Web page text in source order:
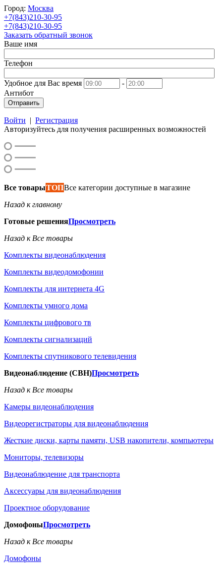
Город: Москва
+7(843)210-30-95
+7(843)210-30-95
Заказать обратный звонок
Ваше имя
Телефон
Удобное для Вас время
-
Антибот
Отправить
Войти | Регистрация
Авторизуйтесь для получения расширенных возможностей
Все товарыТОПВсе категории доступные в магазине
Назад к главному
Готовые решенияПросмотреть
Назад к Все товары
Комплекты видеонаблюдения
Комплекты видеодомофонии
Комплекты для интернета 4G
Комплекты умного дома
Комплекты цифрового тв
Комплекты сигнализаций
Комплекты спутникового телевидения
Видеонаблюдение (СВН)Просмотреть
Назад к Все товары
Камеры видеонаблюдения
Видеорегистраторы для видеонаблюдения
Жесткие диски, карты памяти, USB накопители, компьютеры
Мониторы, телевизоры
Видеонаблюдение для транспорта
Аксессуары для видеонаблюдения
Проектное оборудование
ДомофоныПросмотреть
Назад к Все товары
Домофоны